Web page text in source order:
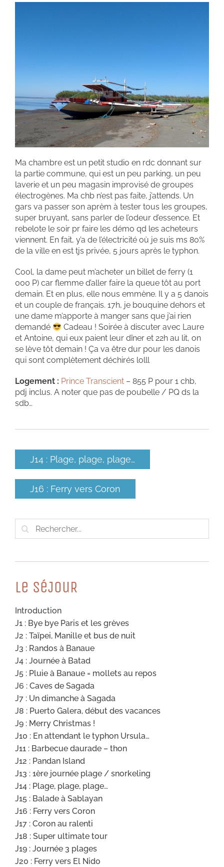
Ma chambre est un petit studio en rdc donnant sur
la partie commune, qui est un peu parking, un peu
laverie et un peu magasin improvisé de groupes
électrogènes. Ma chb n’est pas faite, j’attends. Un
gars va passer son aprèm à tester tous les groupes,
super bruyant, sans parler de l’odeur d’essence. Et
rebelote le soir pr faire les démo qd les acheteurs
viennent. En fait, y’a de l’électricité où je suis ms 80%
de la ville en est tjs privée, 5 jours après le typhon.
Cool, la dame peut m’acheter un billet de ferry (1
000 P) car flemme d’aller faire la queue tôt au port
demain. Et en plus, elle nous emmène. Il y a 5 danois
et un couple de français. 17h, je bouquine dehors et
une dame m’apporte à manger sans que j’ai rien
demandé
Cadeau ! Soirée à discuter avec Laure
et Antoine, qui eux paient leur dîner et 22h au lit, on
se lève tôt demain ! Ça va être dur pour les danois
qui sont complètement déchirés lolll
Logement : Prince Transcient – 855 P pour 1 chb,
pdj inclus. A noter que pas de poubelle / PQ ds la
sdb…
J14 : Plage, plage, plage…
J16 : Ferry vers Coron
Rechercher:
Le SéJouR
Introduction
J1 : Bye bye Paris et les grèves
J2 : Taïpei, Manille et bus de nuit
J3 : Randos à Banaue
J4 : Journée à Batad
J5 : Pluie à Banaue = mollets au repos
J6 : Caves de Sagada
J7 : Un dimanche à Sagada
J8 : Puerto Galera, début des vacances
J9 : Merry Christmas !
J10 : En attendant le typhon Ursula…
J11 : Barbecue daurade – thon
J12 : Pandan Island
J13 : 1ère journée plage / snorkeling
J14 : Plage, plage, plage…
J15 : Balade à Sablayan
J16 : Ferry vers Coron
J17 : Coron au ralenti
J18 : Super ultimate tour
J19 : Journée 3 plages
J20 : Ferry vers El Nido